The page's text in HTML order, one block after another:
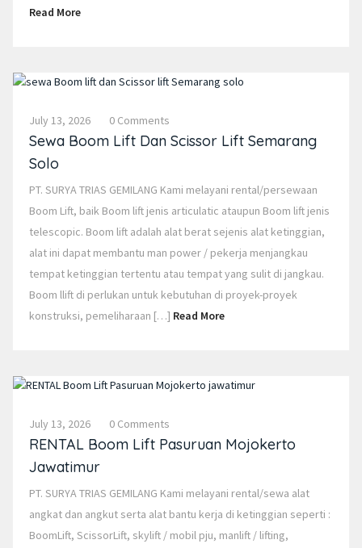
Read More
July 13, 2026 0 Comments
Sewa Boom Lift Dan Scissor Lift Semarang
Solo
PT. SURYA TRIAS GEMILANG Kami melayani rental/persewaan
Boom Lift, baik Boom lift jenis articulatic ataupun Boom lift jenis
telescopic. Boom lift adalah alat berat sejenis alat ketinggian,
alat ini dapat membantu man power / pekerja menjangkau
tempat ketinggian tertentu atau tempat yang sulit di jangkau.
Boom llift di perlukan untuk kebutuhan di proyek-proyek
konstruksi, pemeliharaan […] Read More
July 13, 2026 0 Comments
RENTAL Boom Lift Pasuruan Mojokerto
Jawatimur
PT. SURYA TRIAS GEMILANG Kami melayani rental/sewa alat
angkat dan angkut serta alat bantu kerja di ketinggian seperti :
BoomLift, ScissorLift, skylift / mobil pju, manlift / lifting,